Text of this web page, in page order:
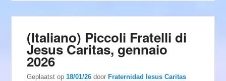
(Italiano) Piccoli Fratelli di
Jesus Caritas, gennaio
2026
Geplaatst op18/01/26 doorFraternidad Iesus Caritas